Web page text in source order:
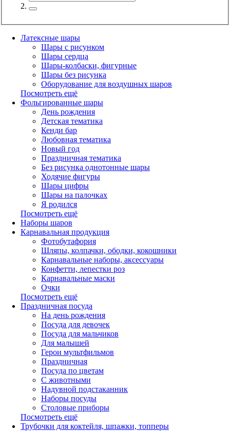
Латексные шары
Шары с рисунком
Шары сердца
Шары-колбаски, фигурные
Шары без рисунка
Оборудование для воздушных шаров
Посмотреть ещё
Фольгированные шары
День рождения
Детская тематика
Кенди бар
Любовная тематика
Новый год
Праздничная тематика
Без рисунка однотонные шары
Ходячие фигуры
Шары цифры
Шары на палочках
Я родился
Посмотреть ещё
Наборы шаров
Карнавальная продукция
Фотобутафория
Шляпы, колпачки, ободки, кокошники
Карнавальные наборы, аксессуары
Конфетти, лепестки роз
Карнавальные маски
Очки
Посмотреть ещё
Праздничная посуда
На день рождения
Посуда для девочек
Посуда для мальчиков
Для малышей
Герои мультфильмов
Праздничная
Посуда по цветам
С животными
Надувной подстаканник
Наборы посуды
Столовые приборы
Посмотреть ещё
Трубочки для коктейля, шпажки, топперы